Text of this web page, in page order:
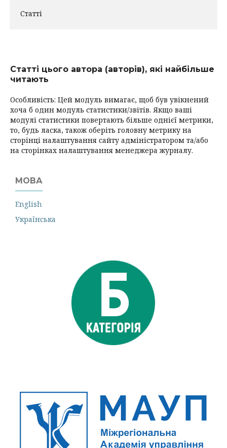
Статті
Статті цього автора (авторів), які найбільше
читають
Особливість: Цей модуль вимагає, щоб був увікнений
хоча б один модуль статистики/звітів. Якщо ваші
модулі статистики повертають більше однієї метрики,
то, будь ласка, також оберіть головну метрику на
сторінці налаштування сайту адміністратором та/або
на сторінках налаштування менеджера журналу.
МОВА
English
Українська